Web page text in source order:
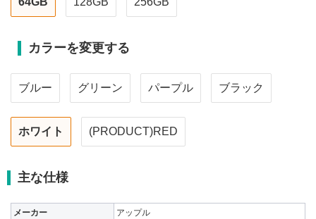
カラーを変更する
ブルー グリーン パープル ブラック
ホワイト (PRODUCT)RED
主な仕様
メーカー アップル